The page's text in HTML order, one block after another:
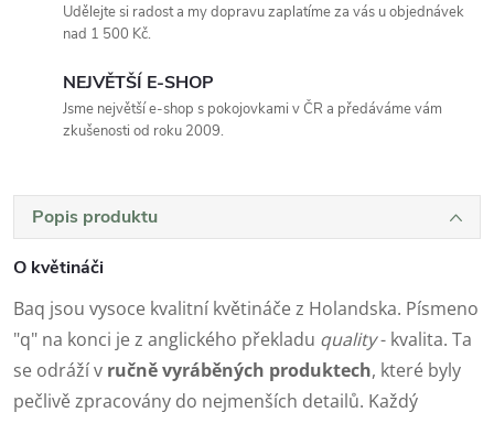
Udělejte si radost a my dopravu zaplatíme za vás u objednávek
nad 1 500 Kč.
NEJVĚTŠÍ E-SHOP
Jsme největší e-shop s pokojovkami v ČR a předáváme vám
zkušenosti od roku 2009.
Popis produktu
O květináči
Baq jsou vysoce kvalitní květináče z Holandska. Písmeno
"q" na konci je z anglického překladu quality- kvalita. Ta
se odráží v ručně vyráběných produktech, které byly
pečlivě zpracovány do nejmenších detailů. Každý